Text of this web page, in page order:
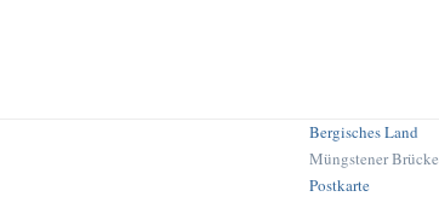
Bergisches Land
Müngstener Brücke
Postkarte